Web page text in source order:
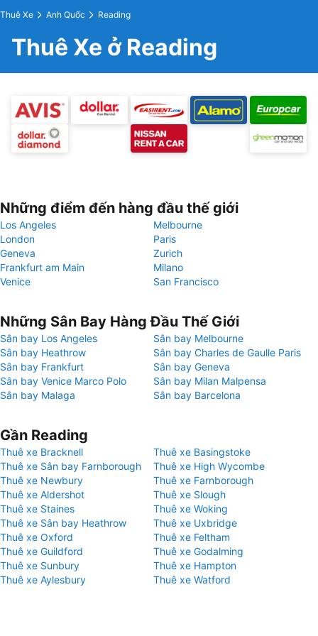
Thuê Xe Anh Quốc Reading
Thuê Xe ở Reading
Những điểm đến hàng đầu thế giới
Los Angeles
Melbourne
London
Paris
Geneva
Zurich
Frankfurt am Main
Milano
Venice
San Francisco
Những Sân Bay Hàng Đầu Thế Giới
Sân bay Los Angeles
Sân bay Melbourne
Sân bay Heathrow
Sân bay Charles de Gaulle Paris
Sân bay Frankfurt
Sân bay Geneva
Sân bay Venice Marco Polo
Sân bay Milan Malpensa
Sân bay Malaga
Sân bay Barcelona
Gần Reading
Thuê xe Bracknell
Thuê xe Basingstoke
Thuê xe Sân bay Farnborough
Thuê xe High Wycombe
Thuê xe Newbury
Thuê xe Farnborough
Thuê xe Aldershot
Thuê xe Slough
Thuê xe Staines
Thuê xe Woking
Thuê xe Sân bay Heathrow
Thuê xe Uxbridge
Thuê xe Oxford
Thuê xe Feltham
Thuê xe Guildford
Thuê xe Godalming
Thuê xe Sunbury
Thuê xe Hampton
Thuê xe Aylesbury
Thuê xe Watford